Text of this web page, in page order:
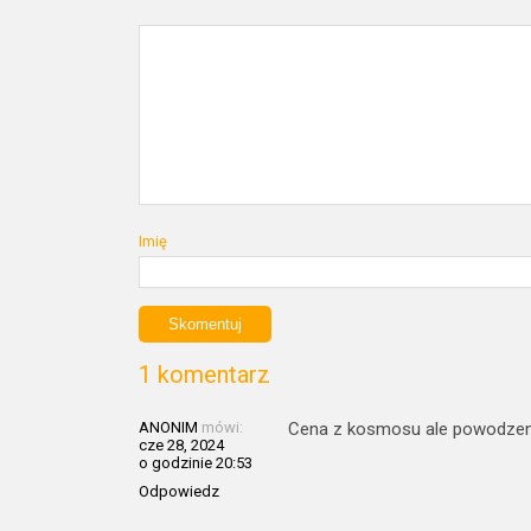
Imię
1 komentarz
ANONIM mówi:
cze 28, 2024
o godzinie 20:53
Odpowiedz
Cena z kosmosu ale